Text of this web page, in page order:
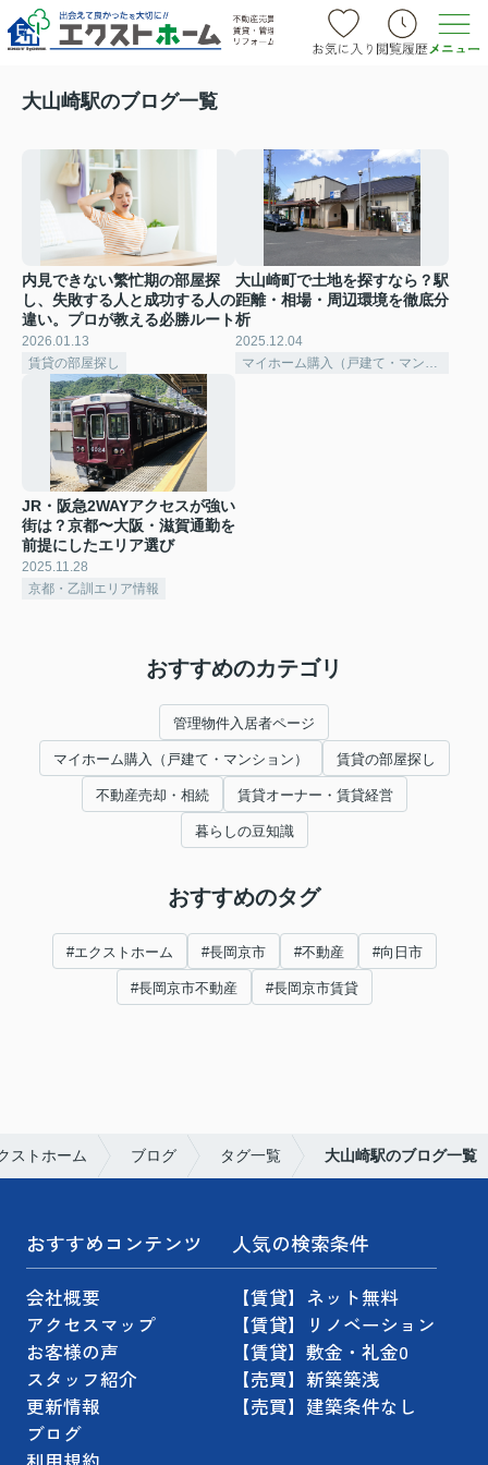
大山崎駅のブログ一覧
内見できない繁忙期の部屋探
し、失敗する人と成功する人の
違い。プロが教える必勝ルート
2026.01.13
賃貸の部屋探し
大山崎町で土地を探すなら？駅
距離・相場・周辺環境を徹底分
析
2025.12.04
マイホーム購入（戸建て・マンション）
JR・阪急2WAYアクセスが強い
街は？京都〜大阪・滋賀通勤を
前提にしたエリア選び
2025.11.28
京都・乙訓エリア情報
おすすめのカテゴリ
管理物件入居者ページ
マイホーム購入（戸建て・マンション） 賃貸の部屋探し
不動産売却・相続 賃貸オーナー・賃貸経営
暮らしの豆知識
おすすめのタグ
#エクストホーム #長岡京市 #不動産 #向日市
#長岡京市不動産 #長岡京市賃貸
ストホーム ブログ タグ一覧 大山崎駅のブログ一覧
おすすめコンテンツ
会社概要
アクセスマップ
お客様の声
スタッフ紹介
更新情報
ブログ
人気の検索条件
【賃貸】ネット無料
【賃貸】リノベーション
【賃貸】敷金・礼金0
【売買】新築築浅
【売買】建築条件なし